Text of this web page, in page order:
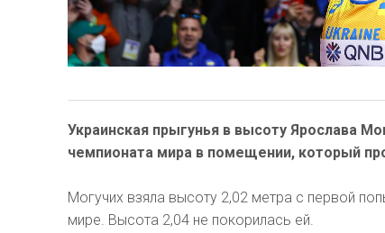
Украинская прыгунья в высоту Ярослава
чемпионата мира в помещении, который
Могучих взяла высоту 2,02 метра с первой
мире. Высота 2,04 не покорилась ей.